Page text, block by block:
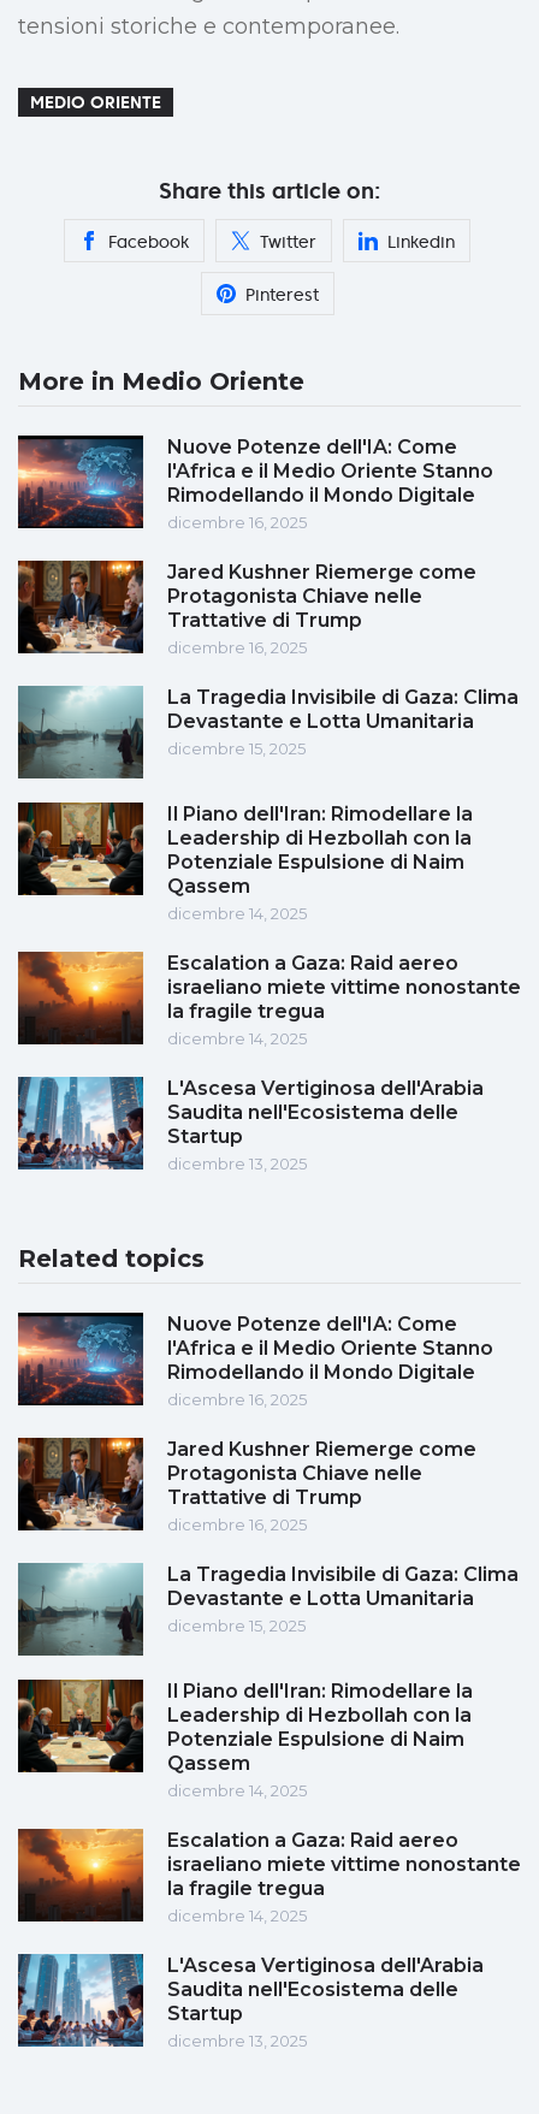
tensioni storiche e contemporanee.
MEDIO ORIENTE
Share this article on:
Facebook Twitter Linkedin
Pinterest
More in Medio Oriente
Nuove Potenze dell'IA: Come
l'Africa e il Medio Oriente Stanno
Rimodellando il Mondo Digitale
dicembre 16, 2025
Jared Kushner Riemerge come
Protagonista Chiave nelle
Trattative di Trump
dicembre 16, 2025
La Tragedia Invisibile di Gaza: Clima
Devastante e Lotta Umanitaria
dicembre 15, 2025
Il Piano dell'Iran: Rimodellare la
Leadership di Hezbollah con la
Potenziale Espulsione di Naim
Qassem
dicembre 14, 2025
Escalation a Gaza: Raid aereo
israeliano miete vittime nonostante
la fragile tregua
dicembre 14, 2025
L'Ascesa Vertiginosa dell'Arabia
Saudita nell'Ecosistema delle
Startup
dicembre 13, 2025
Related topics
Nuove Potenze dell'IA: Come
l'Africa e il Medio Oriente Stanno
Rimodellando il Mondo Digitale
dicembre 16, 2025
Jared Kushner Riemerge come
Protagonista Chiave nelle
Trattative di Trump
dicembre 16, 2025
La Tragedia Invisibile di Gaza: Clima
Devastante e Lotta Umanitaria
dicembre 15, 2025
Il Piano dell'Iran: Rimodellare la
Leadership di Hezbollah con la
Potenziale Espulsione di Naim
Qassem
dicembre 14, 2025
Escalation a Gaza: Raid aereo
israeliano miete vittime nonostante
la fragile tregua
dicembre 14, 2025
L'Ascesa Vertiginosa dell'Arabia
Saudita nell'Ecosistema delle
Startup
dicembre 13, 2025